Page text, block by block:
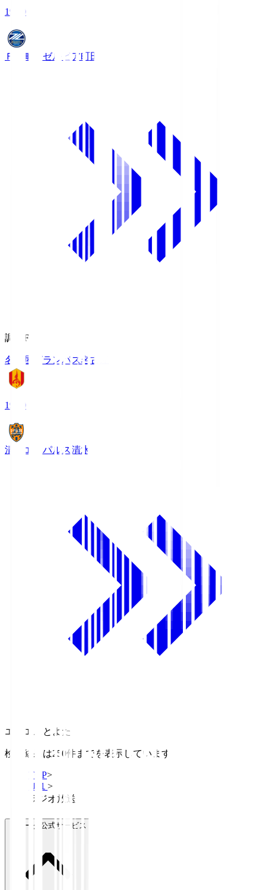
19:00
ＦＣ町田ゼルビア町田
調布FM
名古屋グランパス名古屋
19:00
清水エスパルス 清水
エフエムとよた
検索結果は250件までを表示しています
TOP>
Ｊ１ >
ラジオ放送
Ｊリーグ公式サービス